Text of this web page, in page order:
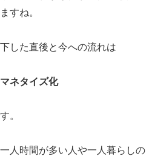
すね。
した直後と今への流れは
ネタイズ化
。
人時間が多い人や一人暮らしの